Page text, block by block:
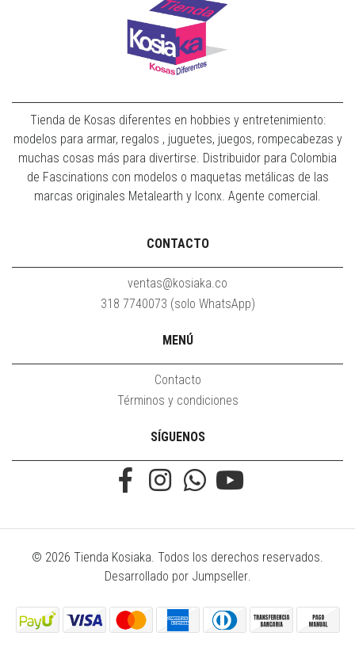
Tienda de Kosas diferentes en hobbies y entretenimiento:
modelos para armar, regalos , juguetes, juegos, rompecabezas y
muchas cosas más para divertirse. Distribuidor para Colombia
de Fascinations con modelos o maquetas metálicas de las
marcas originales Metalearth y Iconx. Agente comercial.
CONTACTO
ventas@kosiaka.co
318 7740073 (solo WhatsApp)
MENÚ
Contacto
Términos y condiciones
SÍGUENOS
© 2026 Tienda Kosiaka. Todos los derechos reservados.
Desarrollado por Jumpseller.